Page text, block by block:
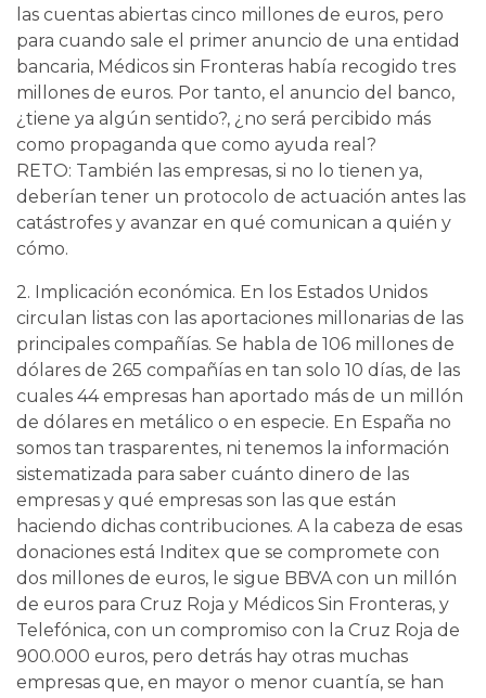
las cuentas abiertas cinco millones de euros, pero
para cuando sale el primer anuncio de una entidad
bancaria, Médicos sin Fronteras había recogido tres
millones de euros. Por tanto, el anuncio del banco,
¿tiene ya algún sentido?, ¿no será percibido más
como propaganda que como ayuda real?
RETO: También las empresas, si no lo tienen ya,
deberían tener un protocolo de actuación antes las
catástrofes y avanzar en qué comunican a quién y
cómo.
2. Implicación económica. En los Estados Unidos
circulan listas con las aportaciones millonarias de las
principales compañías. Se habla de 106 millones de
dólares de 265 compañías en tan solo 10 días, de las
cuales 44 empresas han aportado más de un millón
de dólares en metálico o en especie. En España no
somos tan trasparentes, ni tenemos la información
sistematizada para saber cuánto dinero de las
empresas y qué empresas son las que están
haciendo dichas contribuciones. A la cabeza de esas
donaciones está Inditex que se compromete con
dos millones de euros, le sigue BBVA con un millón
de euros para Cruz Roja y Médicos Sin Fronteras, y
Telefónica, con un compromiso con la Cruz Roja de
900.000 euros, pero detrás hay otras muchas
empresas que, en mayor o menor cuantía, se han